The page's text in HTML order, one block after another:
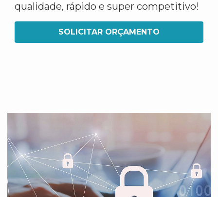
qualidade, rápido e super competitivo!
SOLICITAR ORÇAMENTO